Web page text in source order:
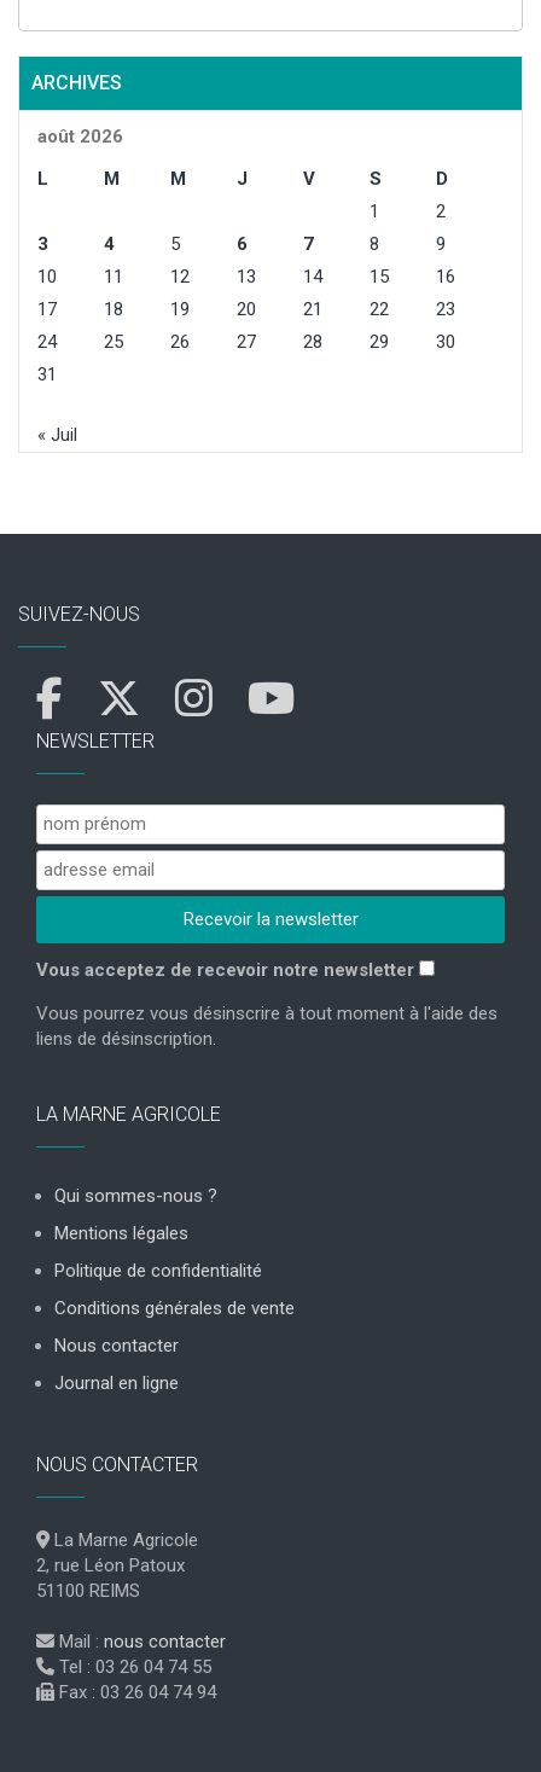
ARCHIVES
août 2026
L
M M J V S
D
1
2
3
4 5 6 7 8
9
10
11 12 13 14 15
16
17
18 19 20 21 22
23
24
25 26 27 28 29
30
31
« Juil
SUIVEZ-NOUS
NEWSLETTER
Vous acceptez de recevoir notre newsletter
Vous pourrez vous désinscrire à tout moment à l'aide des
liens de désinscription.
LA MARNE AGRICOLE
Qui sommes-nous ?
Mentions légales
Politique de confidentialité
Conditions générales de vente
Nous contacter
Journal en ligne
NOUS CONTACTER
La Marne Agricole
2, rue Léon Patoux
51100 REIMS
Mail : nous contacter
Tel : 03 26 04 74 55
Fax : 03 26 04 74 94